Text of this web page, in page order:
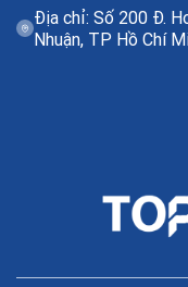
Địa chỉ: Số 200 Đ.
Nhuận, TP Hồ Chí